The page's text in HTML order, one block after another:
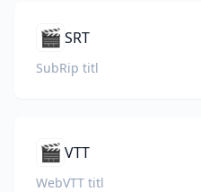
🎬 SRT
SubRip titl
🎬 VTT
WebVTT titl